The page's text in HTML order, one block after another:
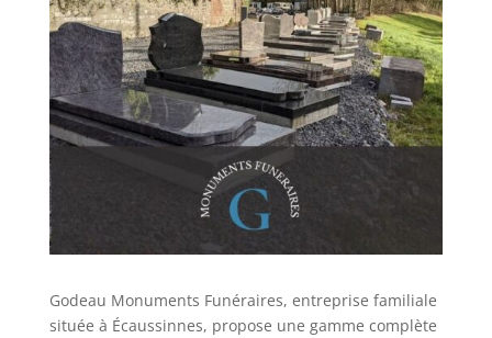
Godeau Monuments Funéraires, entreprise familiale
située à Écaussinnes, propose une gamme complète